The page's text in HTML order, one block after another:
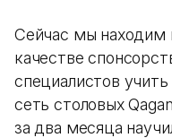
Сейчас мы находим
качестве
специалистов
сеть столовых
за два месяца